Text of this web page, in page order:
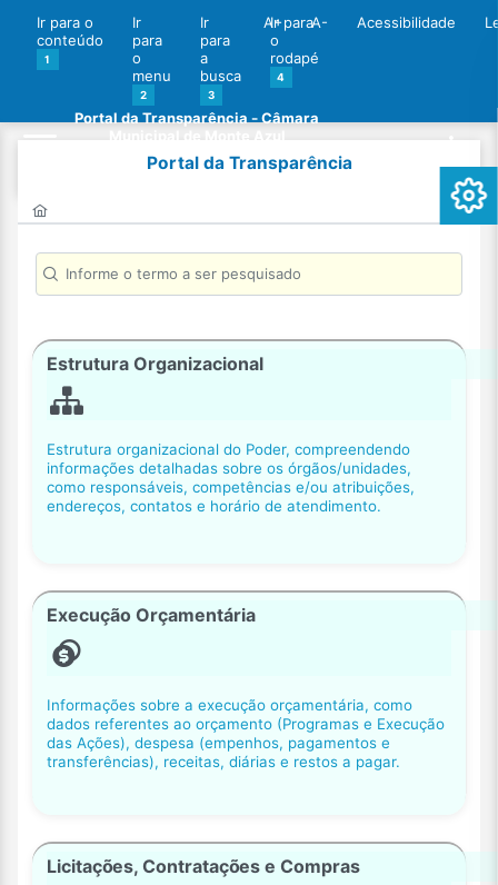
Ir para o
conteúdo
1
Ir
para
o
menu
2
Ir
para
a
busca
3
Ir para
o
rodapé
4
A+ A- Acessibilidade
Portal da Transparência - Câmara
Portal da Transparência
Estrutura Organizacional
Estrutura organizacional do Poder, compreendendo
informações detalhadas sobre os órgãos/unidades,
como responsáveis, competências e/ou atribuições,
endereços, contatos e horário de atendimento.
Execução Orçamentária
Informações sobre a execução orçamentária, como
dados referentes ao orçamento (Programas e Execução
das Ações), despesa (empenhos, pagamentos e
transferências), receitas, diárias e restos a pagar.
Licitações, Contratações e Compras